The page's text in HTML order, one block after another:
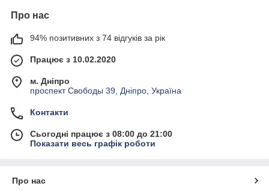
Про нас
94% позитивних з 74 відгуків за рік
Працює з 10.02.2020
м. Дніпро
проспект Свободы 39, Дніпро, Україна
Контакти
Сьогодні працює з 08:00 до 21:00
Показати весь графік роботи
Про нас